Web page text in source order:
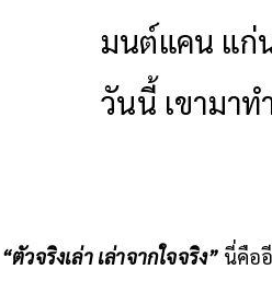
มนต์แคน แก่
วันนี้ เขามา
“ตัวจริงเล่า เล่าจากใจจริง” นี่คือ